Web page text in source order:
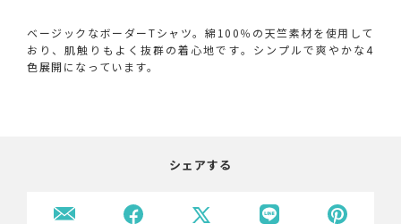
ベージックなボーダーTシャツ。綿100％の天竺素材を使用して
おり、肌触りもよく抜群の着心地です。シンプルで爽やかな4
色展開になっています。
シェアする